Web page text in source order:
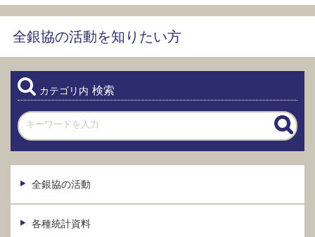
全銀協の活動を知りたい方
カテゴリ内 検索
全銀協の活動
各種統計資料